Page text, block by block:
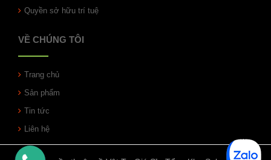
Quyền sở hữu trí tuệ
VỀ CHÚNG TÔI
Trang chủ
Sản phẩm
Tin tức
Liên hệ